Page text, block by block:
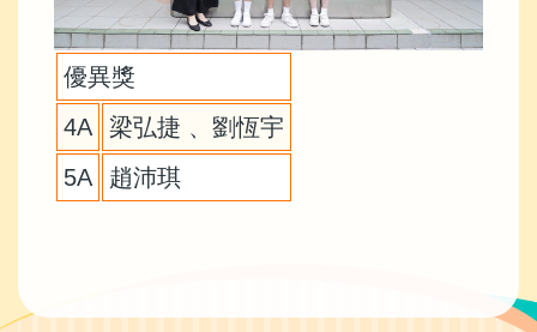
優異獎
4A
梁弘捷 、劉恆宇
5A
趙沛琪